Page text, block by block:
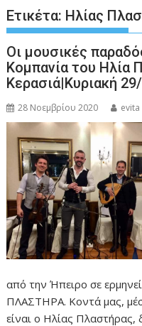
Ετικέτα: Ηλίας
Οι μουσικές
Κομπανία του Ηλία
Κερασιά|Κυριακή
28 Νοεμβρίου 2020 evita
από την Ήπειρο σε
ΠΛΑΣΤΗΡΑ. Κοντά μας,
είναι ο Ηλίας Πλαστήρας,